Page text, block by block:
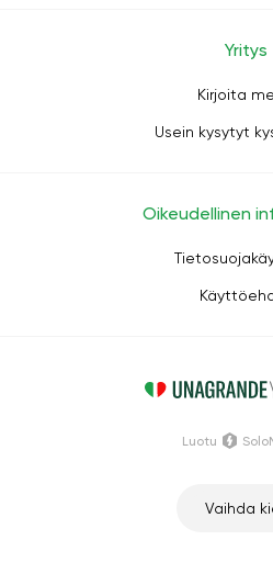
Yritys
Kirjoita
Usein kysytyt
Oikeudellinen
Vaihda
Luotu